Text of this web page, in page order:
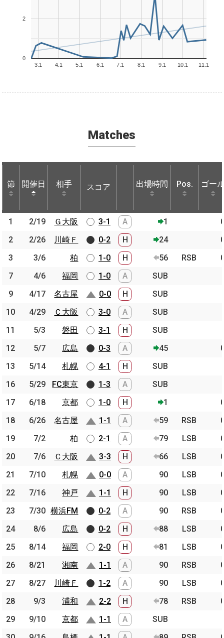
3.1 4.1 5.1 6.1 7.1 8.1 9.1 10.1 11.1
0
2
Matches
節 開催日 相手 スコア 出場時間 Pos. ゴー
節 開催日 相手 スコア 出場時間 ゴー
1 2/19 Ｇ大阪 3-1 A 1
2
2/26 川崎Ｆ 0-2 H 24
3
3/6 柏 1-0 H 56 RSB
7
4/6 福岡 1-0 A
SUB
9
4/17 名古屋 0-0 H
SUB
10
4/29 Ｃ大阪 3-0 A
SUB
11
5/3 磐田 3-1 H
SUB
12
5/7 広島 0-3 A 45
13
5/14 札幌 4-1 H
SUB
16
5/29 FC東京 1-3 A
SUB
17
6/18 京都 1-0 H 1
18
6/26 名古屋 1-1 A 59 RSB
19
7/2 柏 2-1 A 79 LSB
20
7/6 Ｃ大阪 3-3 H 66 LSB
21
7/10 札幌 0-0 A 90 LSB
22
7/16 神戸 1-1 H 90 LSB
23
7/30 横浜FM 0-2 A 90 RSB
24
8/6 広島 0-2 H 88 LSB
25
8/14 福岡 2-0 H 81 LSB
26
8/21 湘南 1-1 A 90 RSB
27
8/27 川崎Ｆ 1-2 A 90 LSB
28
9/3 浦和 2-2 H 78 RSB
29
9/10 京都 1-1 A
SUB
節 開催日 相手
1 2/19
Ｇ大阪
2
2/26
川崎Ｆ
3
3/6
柏
7
4/6
福岡
9
4/17
名古屋
10
4/29
Ｃ大阪
11
5/3
磐田
12
5/7
広島
13
5/14
札幌
16
5/29
FC東京
17
6/18
京都
18
6/26
名古屋
19
7/2
柏
20
7/6
Ｃ大阪
21
7/10
札幌
22
7/16
神戸
23
7/30 横浜FM
24
8/6
広島
25
8/14
福岡
26
8/21
湘南
27
8/27
川崎Ｆ
28
9/3
浦和
29
9/10
京都